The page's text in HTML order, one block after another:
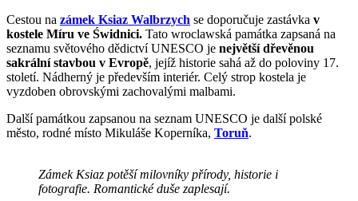
Cestou na zámek Ksiaz Walbrzych se doporučuje zastávka v
kostele Míru ve Świdnici. Tato wroclawská památka zapsaná na
seznamu světového dědictví UNESCO je největší dřevěnou
sakrální stavbou v Evropě, jejíž historie sahá až do poloviny 17.
století. Nádherný je především interiér. Celý strop kostela je
vyzdoben obrovskými zachovalými malbami.
Další památkou zapsanou na seznam UNESCO je další polské
město, rodné místo Mikuláše Koperníka, Toruň.
Zámek Ksiaz potěší milovníky přírody, historie i
fotografie. Romantické duše zaplesají.